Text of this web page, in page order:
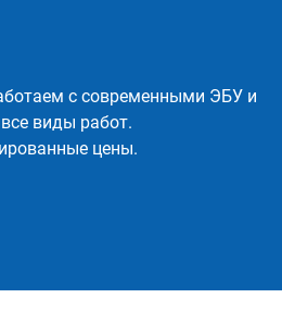
с современными ЭБУ и
виды работ.
цены.